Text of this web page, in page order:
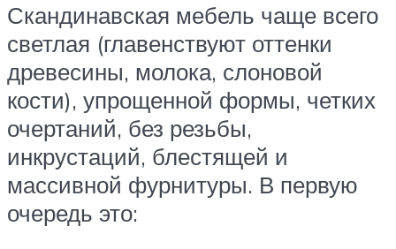
Скандинавская мебель чаще всего
светлая (главенствуют оттенки
древесины, молока, слоновой
кости), упрощенной формы, четких
очертаний, без резьбы,
инкрустаций, блестящей и
массивной фурнитуры. В первую
очередь это: